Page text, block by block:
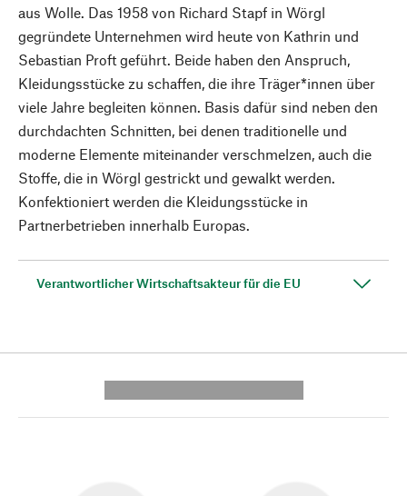
aus Wolle. Das 1958 von Richard Stapf in Wörgl
gegründete Unternehmen wird heute von Kathrin und
Sebastian Proft geführt. Beide haben den Anspruch,
Kleidungsstücke zu schaffen, die ihre Träger*innen über
viele Jahre begleiten können. Basis dafür sind neben den
durchdachten Schnitten, bei denen traditionelle und
moderne Elemente miteinander verschmelzen, auch die
Stoffe, die in Wörgl gestrickt und gewalkt werden.
Konfektioniert werden die Kleidungsstücke in
Partnerbetrieben innerhalb Europas.
Verantwortlicher Wirtschaftsakteur für die EU